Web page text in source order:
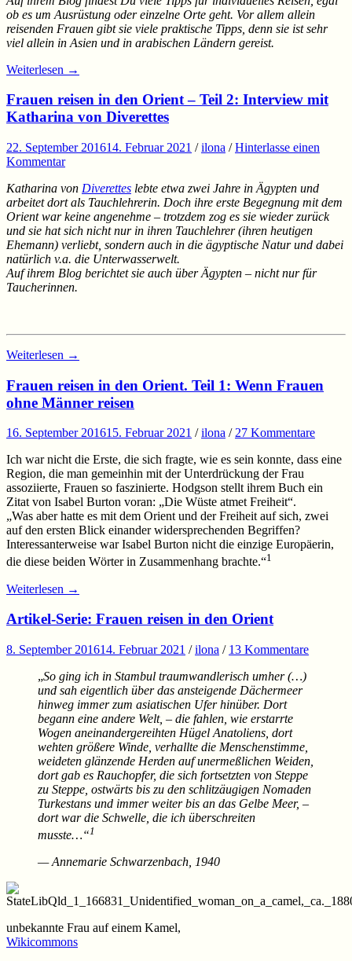
ob es um Ausrüstung oder einzelne Orte geht. Vor allem allein
reisenden Frauen gibt sie viele praktische Tipps, denn sie ist sehr
viel allein in Asien und in arabischen Ländern gereist.
Weiterlesen →
Frauen reisen in den Orient – Teil 2: Interview mit
Katharina von Diverettes
22. September 201614. Februar 2021 /ilona /Hinterlasse einen
Kommentar
Katharina von Diverettes lebte etwa zwei Jahre in Ägypten und
arbeitet dort als Tauchlehrerin. Doch ihre erste Begegnung mit dem
Orient war keine angenehme – trotzdem zog es sie wieder zurück
und sie hat sich nicht nur in ihren Tauchlehrer (ihren heutigen
Ehemann) verliebt, sondern auch in die ägyptische Natur und dabei
natürlich v.a. die Unterwasserwelt.
Auf ihrem Blog berichtet sie auch über Ägypten – nicht nur für
Taucherinnen.
Weiterlesen →
Frauen reisen in den Orient. Teil 1: Wenn Frauen
ohne Männer reisen
16. September 201615. Februar 2021 /ilona / 27 Kommentare
Ich war nicht die Erste, die sich fragte, wie es sein konnte, dass eine
Region, die man gemeinhin mit der Unterdrückung der Frau
assoziierte, Frauen so faszinierte. Hodgson stellt ihrem Buch ein
Zitat von Isabel Burton voran: „Die Wüste atmet Freiheit“.
„Was aber hatte es mit dem Orient und der Freiheit auf sich, zwei
auf den ersten Blick einander widersprechenden Begriffen?
Interessanterweise war Isabel Burton nicht die einzige Europäerin,
die diese beiden Wörter in Zusammenhang brachte.“1
Weiterlesen →
Artikel-Serie: Frauen reisen in den Orient
8. September 201614. Februar 2021 /ilona / 13 Kommentare
„So ging ich in Stambul traumwandlerisch umher (…)
und sah eigentlich über das ansteigende Dächermeer
hinweg immer zum asiatischen Ufer hinüber. Dort
begann eine andere Welt, – die fahlen, wie erstarrte
Wogen aneinandergereihten Hügel Anatoliens, dort
wehten größere Winde, verhallte die Menschenstimme,
weideten glänzende Herden auf unermeßlichen Weiden,
dort gab es Rauchopfer, die sich fortsetzten von Steppe
zu Steppe, ostwärts bis zu den schlitzäugigen Nomaden
Turkestans und immer weiter bis an das Gelbe Meer, –
dort war die Schwelle, die ich überschreiten
musste…“1
— Annemarie Schwarzenbach, 1940
unbekannte Frau auf einem Kamel,
Wikicommons